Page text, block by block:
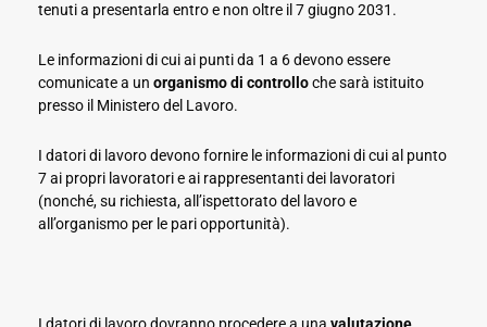
tenuti a presentarla entro e non oltre il 7 giugno 2031.
Le informazioni di cui ai punti da 1 a 6 devono essere
comunicate a un organismo di controlloche sarà istituito
presso il Ministero del Lavoro.
I datori di lavoro devono fornire le informazioni di cui al punto
7 ai propri lavoratori e ai rappresentanti dei lavoratori
(nonché, su richiesta, all’ispettorato del lavoro e
all’organismo per le pari opportunità).